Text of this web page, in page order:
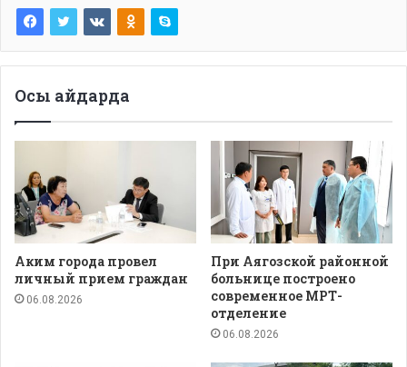
Осы айдарда
Аким города провел
личный прием граждан
06.08.2026
При Аягозской районной
больнице построено
современное МРТ-
отделение
06.08.2026